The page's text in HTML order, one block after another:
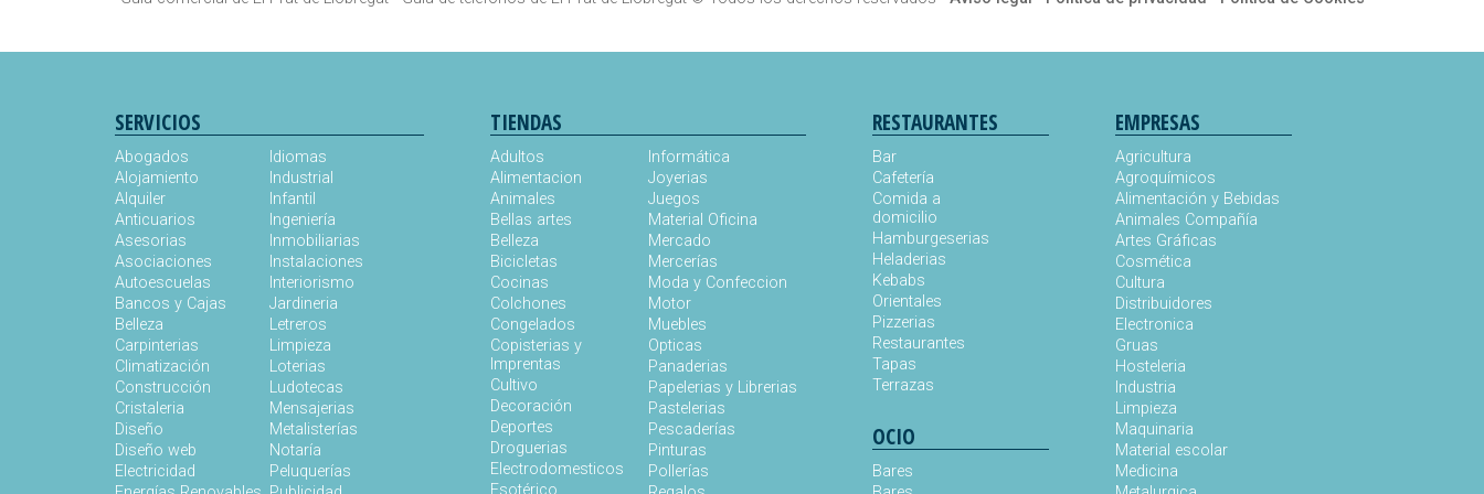
SERVICIOS
Abogados
Alojamiento
Alquiler
Anticuarios
Asesorias
Asociaciones
Autoescuelas
Bancos y Cajas
Belleza
Carpinterias
Climatización
Construcción
Cristaleria
Diseño
Diseño web
Electricidad
Idiomas
Industrial
Infantil
Ingeniería
Inmobiliarias
Instalaciones
Interiorismo
Jardineria
Letreros
Limpieza
Loterias
Ludotecas
Mensajerias
Metalisterías
Notaría
Peluquerías
TIENDAS
Adultos
Alimentacion
Animales
Bellas artes
Belleza
Bicicletas
Cocinas
Colchones
Congelados
Copisterias y
Imprentas
Cultivo
Decoración
Deportes
Droguerias
Electrodomesticos
Esotérico
Informática
Joyerias
Juegos
Material Oficina
Mercado
Mercerías
Moda y Confeccion
Motor
Muebles
Opticas
Panaderias
Papelerias y Librerias
Pastelerias
Pescaderías
Pinturas
Pollerías
RESTAURANTES
Bar
Cafetería
Comida a
domicilio
Hamburgeserias
Heladerias
Kebabs
Orientales
Pizzerias
Restaurantes
Tapas
Terrazas
OCIO
Bares
EMPRESAS
Agricultura
Agroquímicos
Alimentación y Bebidas
Animales Compañía
Artes Gráficas
Cosmética
Cultura
Distribuidores
Electronica
Gruas
Hosteleria
Industria
Limpieza
Maquinaria
Material escolar
Medicina